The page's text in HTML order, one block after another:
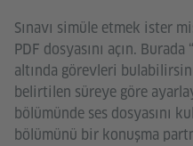
Sınavı simüle etmek ister
PDF dosyasını açın.
altında görevleri
belirtilen süreye göre
bölümünde ses dosyasını
bölümünü bir konuşma